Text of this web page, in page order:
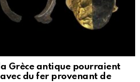
Grèce antique pourraient
du fer provenant de